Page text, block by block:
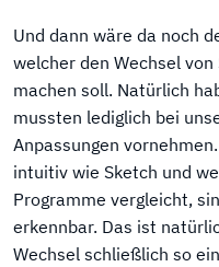
Und dann wäre da noch
welcher den Wechsel
machen soll. Natürlich
mussten lediglich bei
Anpassungen
intuitiv wie Sketch und
Programme vergleicht,
erkennbar. Das ist
Wechsel schließlich so